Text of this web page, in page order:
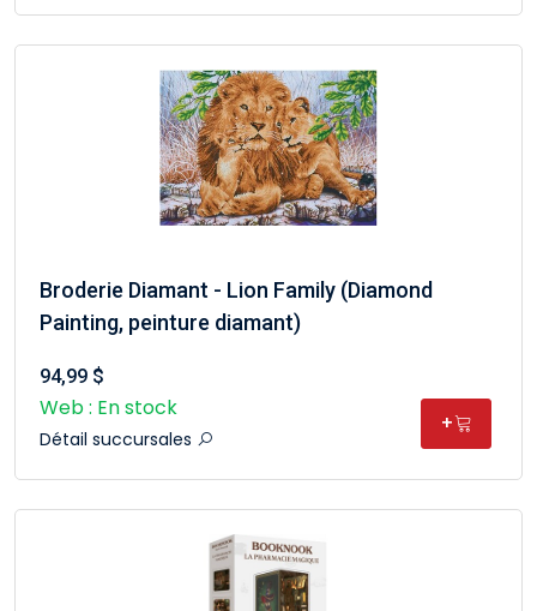
Broderie Diamant - Lion Family (Diamond
Painting, peinture diamant)
94,99 $
Web : En stock
Détail succursales
+